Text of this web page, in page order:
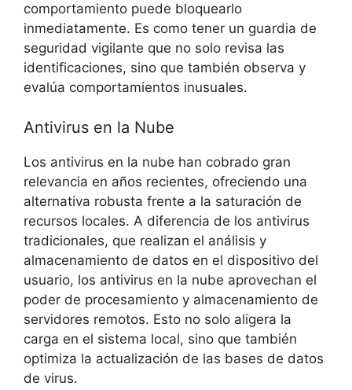
comportamiento⁣ puede bloquearlo
inmediatamente. Es​ como ‍tener un guardia de
seguridad vigilante que no​ solo revisa ‍las
identificaciones,⁤ sino que también ‍observa y
evalúa comportamientos inusuales.
Antivirus‍ en la‌ Nube
Los antivirus en‍ la nube han cobrado gran
⁢relevancia‌ en años recientes, ofreciendo una
alternativa robusta⁤ frente a la saturación⁣ de
recursos‌ locales. ‌A⁤ diferencia de⁤ los antivirus
⁢tradicionales, que ​realizan el análisis y
almacenamiento⁣ de‍ datos en ⁤el dispositivo del
usuario, los antivirus en ⁢la nube aprovechan el
poder ⁢de⁣ procesamiento ‌y almacenamiento ⁤de‍
servidores remotos. Esto no solo aligera la⁢
carga ‍en el ⁣sistema ⁤local, sino que también
‌optimiza la⁣ actualización de las bases de datos
de⁢ virus.